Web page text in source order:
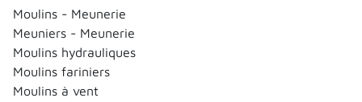
Moulins - Meunerie
Meuniers - Meunerie
Moulins hydrauliques
Moulins fariniers
Moulins à vent